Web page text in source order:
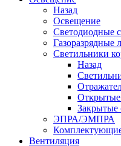
Назад
Освещение
Светодиодные
Газоразрядные
Светильники
Назад
Открытые
Закрытые
ЭПРА/ЭМПРА
Вентиляция